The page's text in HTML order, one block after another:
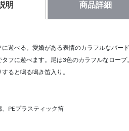
明 商品詳細
に遊べる。愛嬌がある表情のカラフルなバー
タフに遊べます。尾は3色のカラフルなロー
ると鳴る鳴き笛入り。
PEプラスティック笛